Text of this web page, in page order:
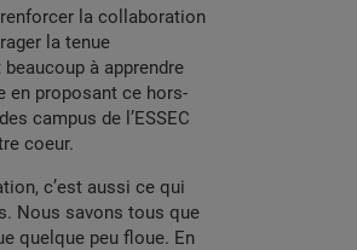
renforcer la collaboration
la tenue
à apprendre
en proposant ce hors-
campus de l’ESSEC
coeur.
c’est aussi ce qui
Nous savons tous que
quelque peu floue. En